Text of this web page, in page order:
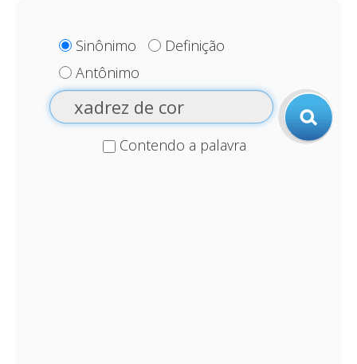
Sinônimo
Definição
Antônimo
Contendo a palavra